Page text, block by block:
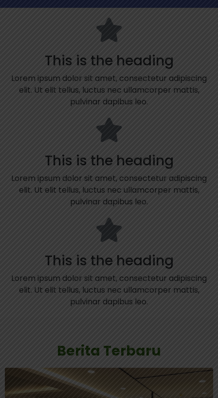
This is the heading
Lorem ipsum dolor sit amet, consectetur adipiscing
elit. Ut elit tellus, luctus nec ullamcorper mattis,
pulvinar dapibus leo.
This is the heading
Lorem ipsum dolor sit amet, consectetur adipiscing
elit. Ut elit tellus, luctus nec ullamcorper mattis,
pulvinar dapibus leo.
This is the heading
Lorem ipsum dolor sit amet, consectetur adipiscing
elit. Ut elit tellus, luctus nec ullamcorper mattis,
pulvinar dapibus leo.
Berita Terbaru